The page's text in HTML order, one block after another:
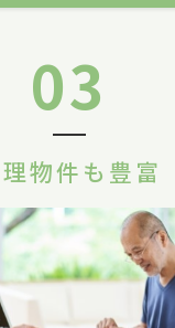
03
物件も豊富